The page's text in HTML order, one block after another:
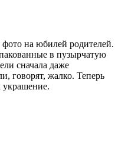
фото на юбилей родителей.
в пузырчатую
сначала даже
говорят, жалко. Теперь
украшение.